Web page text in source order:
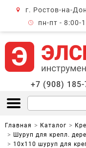
г. Ростов-на-
пн-пт - 8:00-
+7 (908) 185-
Открыть меню
Главная Каталог
Шуруп для крепл.
10х110 шуруп для